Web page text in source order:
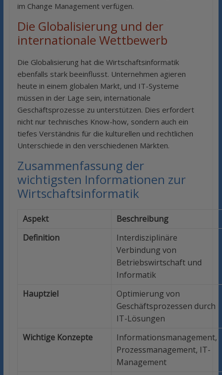
im Change Management verfügen.
Die Globalisierung und der
internationale Wettbewerb
Die Globalisierung hat die Wirtschaftsinformatik
ebenfalls stark beeinflusst. Unternehmen agieren
heute in einem globalen Markt, und IT-Systeme
müssen in der Lage sein, internationale
Geschäftsprozesse zu unterstützen. Dies erfordert
nicht nur technisches Know-how, sondern auch ein
tiefes Verständnis für die kulturellen und rechtlichen
Unterschiede in den verschiedenen Märkten.
Zusammenfassung der
wichtigsten Informationen zur
Wirtschaftsinformatik
Aspekt
Beschreibung
Definition
Interdisziplinäre
Verbindung von
Betriebswirtschaft und
Informatik
Hauptziel
Optimierung von
Geschäftsprozessen durch
IT-Lösungen
Wichtige Konzepte
Informationsmanagement,
Prozessmanagement, IT-
Management